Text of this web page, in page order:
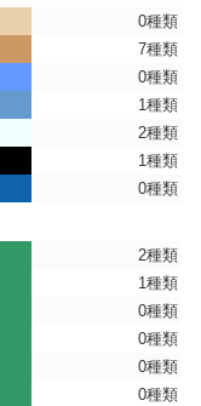
0種類
7種類
0種類
1種類
2種類
1種類
0種類
2種類
1種類
0種類
0種類
0種類
0種類